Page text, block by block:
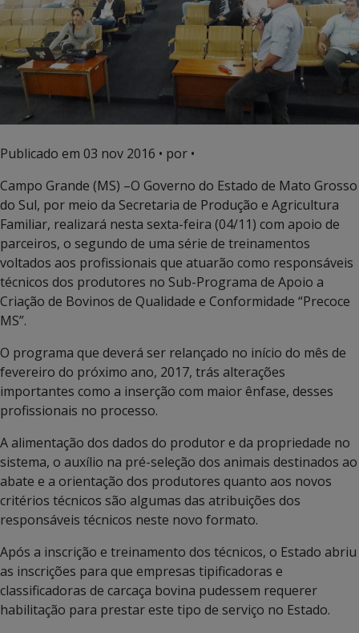
Publicado em 03 nov 2016 • por •
Campo Grande (MS) –O Governo do Estado de Mato Grosso
do Sul, por meio da Secretaria de Produção e Agricultura
Familiar, realizará nesta sexta-feira (04/11) com apoio de
parceiros, o segundo de uma série de treinamentos
voltados aos profissionais que atuarão como responsáveis
técnicos dos produtores no Sub-Programa de Apoio a
Criação de Bovinos de Qualidade e Conformidade “Precoce
MS”.
O programa que deverá ser relançado no início do mês de
fevereiro do próximo ano, 2017, trás alterações
importantes como a inserção com maior ênfase, desses
profissionais no processo.
A alimentação dos dados do produtor e da propriedade no
sistema, o auxílio na pré-seleção dos animais destinados ao
abate e a orientação dos produtores quanto aos novos
critérios técnicos são algumas das atribuições dos
responsáveis técnicos neste novo formato.
Após a inscrição e treinamento dos técnicos, o Estado abriu
as inscrições para que empresas tipificadoras e
classificadoras de carcaça bovina pudessem requerer
habilitação para prestar este tipo de serviço no Estado.